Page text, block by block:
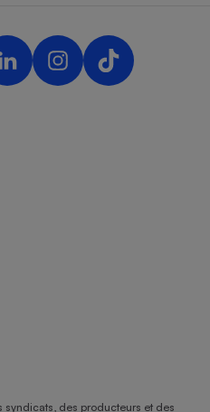
Plaque de cuisson à
induction
Smartphone
syndicats, des producteurs et des